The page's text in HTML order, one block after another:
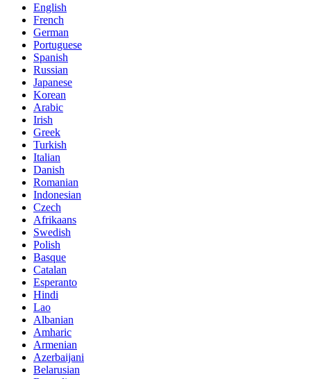
English
French
German
Portuguese
Spanish
Russian
Japanese
Korean
Arabic
Irish
Greek
Turkish
Italian
Danish
Romanian
Indonesian
Czech
Afrikaans
Swedish
Polish
Basque
Catalan
Esperanto
Hindi
Lao
Albanian
Amharic
Armenian
Azerbaijani
Belarusian